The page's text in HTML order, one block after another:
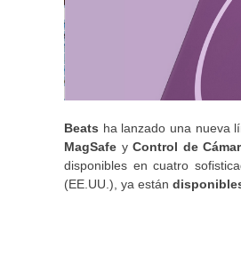
Beats ha lanzado una nueva
MagSafe y Control de
disponibles en cuatro
(EE.UU.), ya están